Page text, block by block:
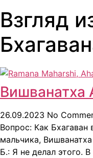
Взгляд
Вишванатха
26.09.2023 No
Вопрос: Как Бхагаван
мальчика,
Б.: Я не делал этого.